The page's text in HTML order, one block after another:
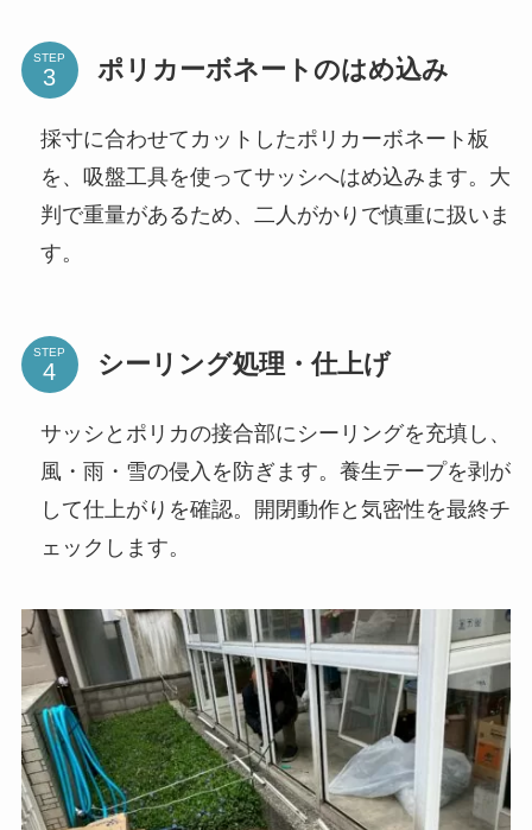
STEP ポリカーボネートのはめ込み
採寸に合わせてカットしたポリカーボネート板
を、吸盤工具を使ってサッシへはめ込みます。大
判で重量があるため、二人がかりで慎重に扱いま
す。
STEP シーリング処理・仕上げ
サッシとポリカの接合部にシーリングを充填し、
風・雨・雪の侵入を防ぎます。養生テープを剥が
して仕上がりを確認。開閉動作と気密性を最終チ
ェックします。